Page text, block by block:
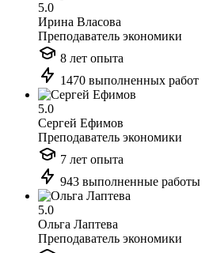
5.0
Ирина Власова
Преподаватель экономики
8 лет опыта
1470 выполненных работ
5.0
Сергей Ефимов
Преподаватель экономики
7 лет опыта
943 выполненные работы
5.0
Ольга Лаптева
Преподаватель экономики